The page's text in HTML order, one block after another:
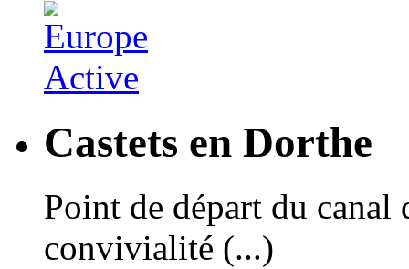
Castets en Dorthe
Point de départ du canal
convivialité (...)